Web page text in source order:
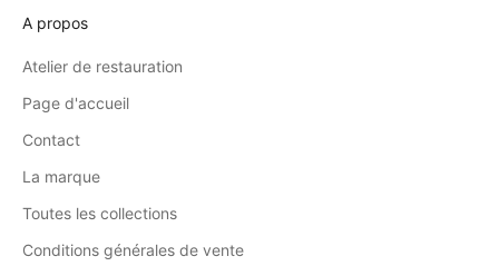
A propos
Atelier de restauration
Page d'accueil
Contact
La marque
Toutes les collections
Conditions générales de vente